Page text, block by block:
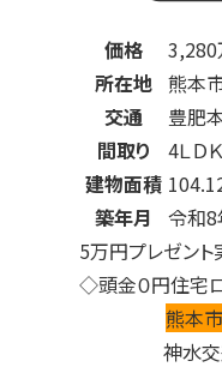
価格
3,280
所在地 熊本
交通
豊肥
間取り
4ＬＤＫ
建物面積
築年月
令和8
5万円プレゼン
◇頭金０円住宅
熊本
神水